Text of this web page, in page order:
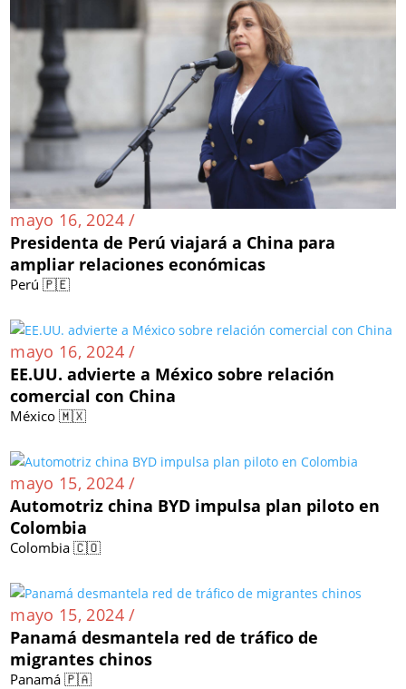
mayo 16, 2024 /
Presidenta de Perú viajará a China para
ampliar relaciones económicas
Perú 🇵🇪
mayo 16, 2024 /
EE.UU. advierte a México sobre relación
comercial con China
México 🇲🇽
mayo 15, 2024 /
Automotriz china BYD impulsa plan piloto en
Colombia
Colombia 🇨🇴
mayo 15, 2024 /
Panamá desmantela red de tráfico de
migrantes chinos
Panamá 🇵🇦